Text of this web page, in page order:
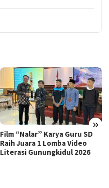
»
Film “Nalar” Karya Guru SD
Raih Juara 1 Lomba Video
Literasi Gunungkidul 2026